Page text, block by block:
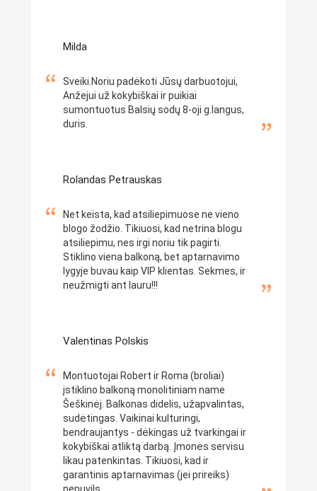
Milda
Sveiki.Noriu padėkoti Jūsų darbuotojui,
Anžejui už kokybiškai ir puikiai
sumontuotus Balsių sodų 8-oji g.langus,
duris.
Rolandas Petrauskas
Net keista, kad atsiliepimuose ne vieno
blogo žodžio. Tikiuosi, kad netrina blogu
atsiliepimu, nes irgi noriu tik pagirti.
Stiklino viena balkoną, bet aptarnavimo
lygyje buvau kaip VIP klientas. Sekmes, ir
neužmigti ant lauru!!!
Valentinas Polskis
Montuotojai Robert ir Roma (broliai)
įstiklino balkoną monolitiniam name
Šeškinėj. Balkonas didelis, užapvalintas,
sudėtingas. Vaikinai kulturingi,
bendraujantys - dėkingas už tvarkingai ir
kokybiškai atliktą darbą. Įmonės servisu
likau patenkintas. Tikiuosi, kad ir
garantinis aptarnavimas (jei prireiks)